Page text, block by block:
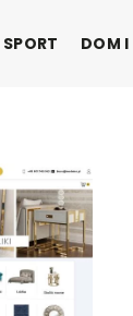
SPORT DOM